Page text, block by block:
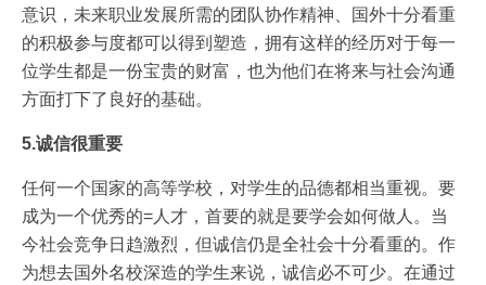
意识，未来职业发展所需的团队协作精神、国外十分看重
的积极参与度都可以得到塑造，拥有这样的经历对于每一
位学生都是一份宝贵的财富，也为他们在将来与社会沟通
方面打下了良好的基础。
5.诚信很重要
任何一个国家的高等学校，对学生的品德都相当重视。要
成为一个优秀的=人才，首要的就是要学会如何做人。当
今社会竞争日趋激烈，但诚信仍是全社会十分看重的。作
为想去国外名校深造的学生来说，诚信必不可少。在通过